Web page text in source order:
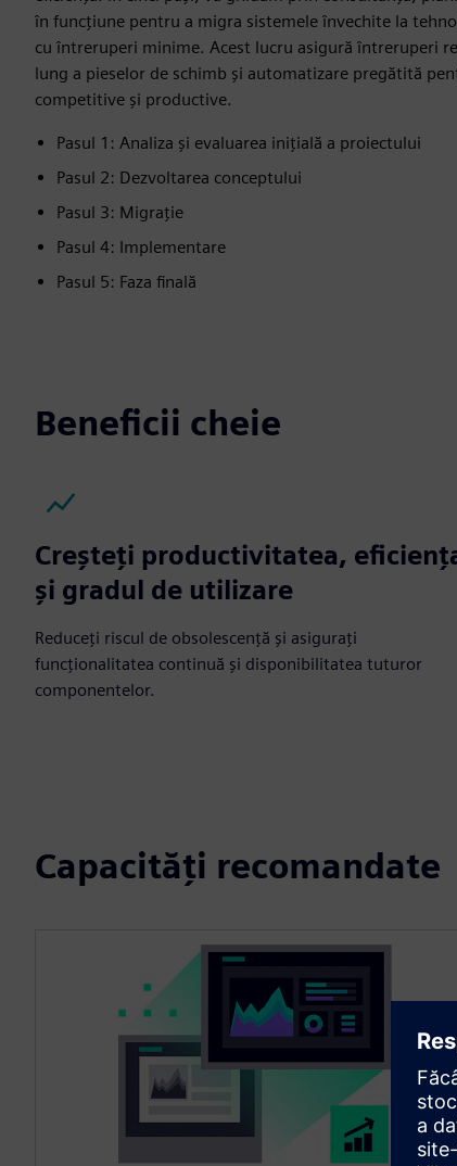
în funcțiune pentru a migra sistemele învechite la
cu întreruperi minime. Acest lucru asigură întreruperi
lung a pieselor de schimb și automatizare pregătită
competitive și productive.
Pasul 1: Analiza și evaluarea inițială a proiectului
Pasul 2: Dezvoltarea conceptului
Pasul 3: Migrație
Pasul 4: Implementare
Pasul 5: Faza finală
Beneficii cheie
Creșteți productivitatea,
și gradul de utilizare
Reduceți riscul de obsolescență și asigurați
funcționalitatea continuă și disponibilitatea tuturor
componentelor.
Capacități recomandate